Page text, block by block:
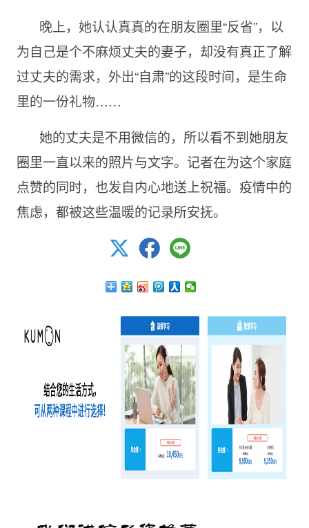
晚上，她认认真真的在朋友圈里“反省”，以
为自己是个不麻烦丈夫的妻子，却没有真正了解
过丈夫的需求，外出“自肃”的这段时间，是生命
里的一份礼物……
她的丈夫是不用微信的，所以看不到她朋友
圈里一直以来的照片与文字。记者在为这个家庭
点赞的同时，也发自内心地送上祝福。疫情中的
焦虑，都被这些温暖的记录所安抚。